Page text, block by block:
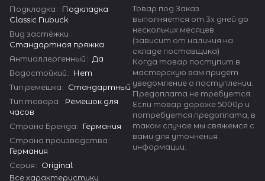
Подкладка: Подкладка
Classic Nubuck
Вид застёжки:
Стандартная пряжка
Антиаллергенный: Да
Водостойкий: Нет
Тип ремешка: Стандартный
Тип товара: Ремешок для
часов
Страна Бренда: Германия
Страна производства:
Германия
Серия: Original
Все характеристики
Товар под Заказ
выполняется от 3х дней до
нескольких месяцев
(зависит от наличия на
складе поставщика)
Когда товар поступит в
мастерскую вам придёт
уведомление о поступлении.
Предоплата не требуется.
Если товар дороже 5000р и
потребуется предоплата, в
таком случае мы свяжемся с
вами для уточнения
информации.